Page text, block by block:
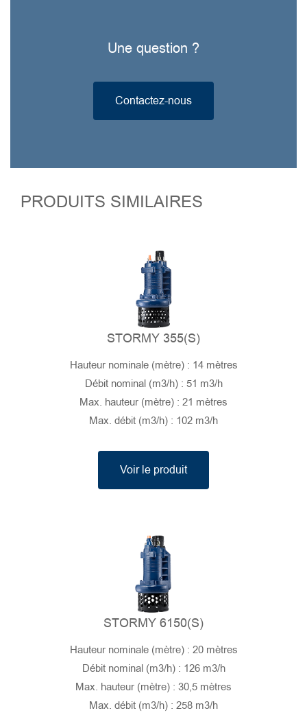
Une question ?
Contactez-nous
PRODUITS SIMILAIRES
STORMY 355(S)
Hauteur nominale (mètre) : 14 mètres
Débit nominal (m3/h) : 51 m3/h
Max. hauteur (mètre) : 21 mètres
Max. débit (m3/h) : 102 m3/h
Voir le produit
STORMY 6150(S)
Hauteur nominale (mètre) : 20 mètres
Débit nominal (m3/h) : 126 m3/h
Max. hauteur (mètre) : 30,5 mètres
Max. débit (m3/h) : 258 m3/h